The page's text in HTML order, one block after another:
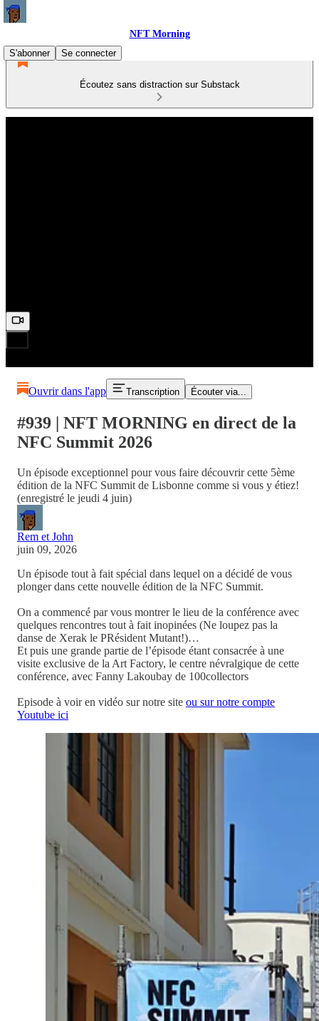
NFT Morning
S'abonner
Se connecter
Écoutez sans distraction sur Substack
Ouvrir dans l'app Transcription Écouter via...
#939 | NFT MORNING en direct de la
NFC Summit 2026
Un épisode exceptionnel pour vous faire découvrir cette 5ème
édition de la NFC Summit de Lisbonne comme si vous y étiez!
(enregistré le jeudi 4 juin)
Rem et John
juin 09, 2026
Un épisode tout à fait spécial dans lequel on a décidé de vous
plonger dans cette nouvelle édition de la NFC Summit.
On a commencé par vous montrer le lieu de la conférence avec
quelques rencontres tout à fait inopinées (Ne loupez pas la
danse de Xerak le PRésident Mutant!)…
Et puis une grande partie de l’épisode étant consacrée à une
visite exclusive de la Art Factory, le centre névralgique de cette
conférence, avec Fanny Lakoubay de 100collectors
Episode à voir en vidéo sur notre site ou sur notre compte
Youtube ici